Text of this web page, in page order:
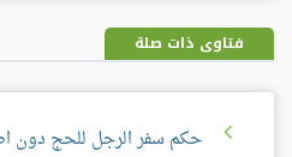
فتاوى ذات صلة
حكم سفر الرجل للحج دون